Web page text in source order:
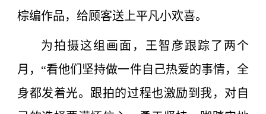
棕编作品，给顾客送上平凡小欢喜。
为拍摄这组画面，王智彦跟踪了两个
月，“看他们坚持做一件自己热爱的事情，全
身都发着光。跟拍的过程也激励到我，对自